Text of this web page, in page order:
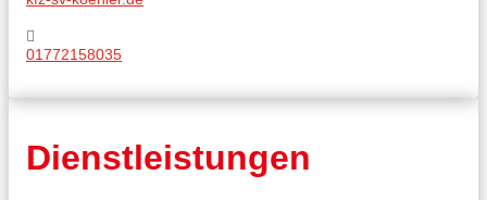
01772158035
Dienstleistungen